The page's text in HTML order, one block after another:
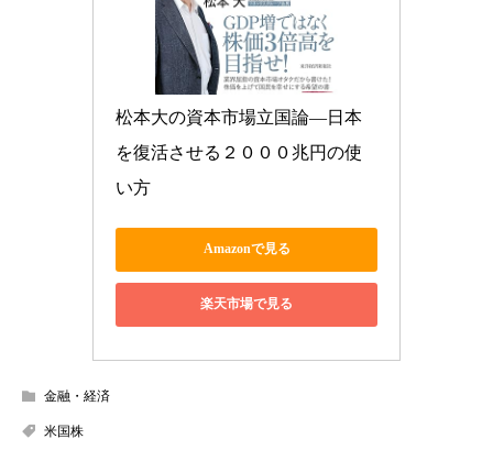
松本大の資本市場立国論―日本
を復活させる２０００兆円の使
い方
Amazonで見る
楽天市場で見る
金融・経済
米国株